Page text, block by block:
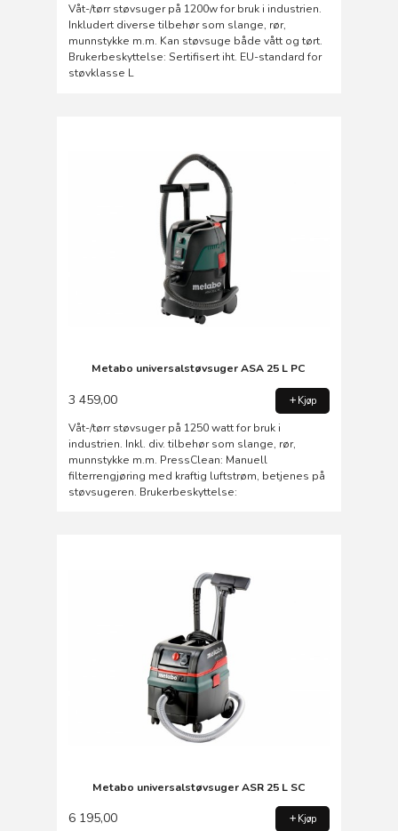
Våt-/tørr støvsuger på 1200w for bruk i industrien.
Inkludert diverse tilbehør som slange, rør,
munnstykke m.m. Kan støvsuge både vått og tørt.
Brukerbeskyttelse: Sertifisert iht. EU-standard for
støvklasse L
Metabo universalstøvsuger ASA 25 L PC
3 459,00 Kjøp
Våt-/tørr støvsuger på 1250 watt for bruk i
industrien. Inkl. div. tilbehør som slange, rør,
munnstykke m.m. PressClean: Manuell
filterrengjøring med kraftig luftstrøm, betjenes på
støvsugeren. Brukerbeskyttelse:
Metabo universalstøvsuger ASR 25 L SC
6 195,00 Kjøp